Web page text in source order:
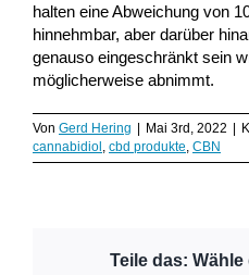
halten eine Abweichung von
hinnehmbar, aber darüber
genauso eingeschränkt sein
möglicherweise abnimmt.
Von Gerd Hering | Mai 3rd, 2022 |
cannabidiol, cbd produkte, CBN
Teile das: